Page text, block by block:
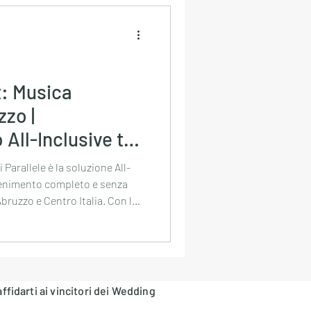
Musica
|
All-Inclusive tra
è la soluzione All-
completo e senza
e Centro Italia. Con la
ai vincitori dei Wedding